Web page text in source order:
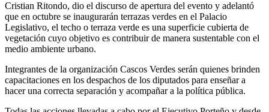
Cristian Ritondo, dio el discurso de apertura del evento y adelantó
que en octubre se inaugurarán terrazas verdes en el Palacio
Legislativo, el techo o terraza verde es una superficie cubierta de
vegetación cuyo objetivo es contribuir de manera sustentable con el
medio ambiente urbano.
Integrantes de la organización Cascos Verdes serán quienes brinden
capacitaciones en los despachos de los diputados para enseñar a
hacer una correcta separación y acompañar a la política pública.